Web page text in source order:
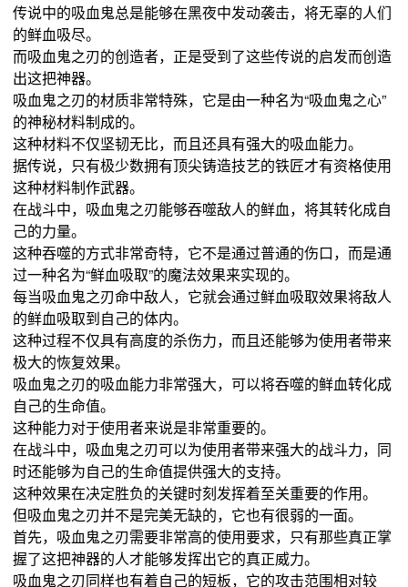
传说中的吸血鬼总是能够在黑夜中发动袭击，将无辜的人们
的鲜血吸尽。
而吸血鬼之刃的创造者，正是受到了这些传说的启发而创造
出这把神器。
吸血鬼之刃的材质非常特殊，它是由一种名为“吸血鬼之心”
的神秘材料制成的。
这种材料不仅坚韧无比，而且还具有强大的吸血能力。
据传说，只有极少数拥有顶尖铸造技艺的铁匠才有资格使用
这种材料制作武器。
在战斗中，吸血鬼之刃能够吞噬敌人的鲜血，将其转化成自
己的力量。
这种吞噬的方式非常奇特，它不是通过普通的伤口，而是通
过一种名为“鲜血吸取”的魔法效果来实现的。
每当吸血鬼之刃命中敌人，它就会通过鲜血吸取效果将敌人
的鲜血吸取到自己的体内。
这种过程不仅具有高度的杀伤力，而且还能够为使用者带来
极大的恢复效果。
吸血鬼之刃的吸血能力非常强大，可以将吞噬的鲜血转化成
自己的生命值。
这种能力对于使用者来说是非常重要的。
在战斗中，吸血鬼之刃可以为使用者带来强大的战斗力，同
时还能够为自己的生命值提供强大的支持。
这种效果在决定胜负的关键时刻发挥着至关重要的作用。
但吸血鬼之刃并不是完美无缺的，它也有很弱的一面。
首先，吸血鬼之刃需要非常高的使用要求，只有那些真正掌
握了这把神器的人才能够发挥出它的真正威力。
吸血鬼之刃同样也有着自己的短板，它的攻击范围相对较